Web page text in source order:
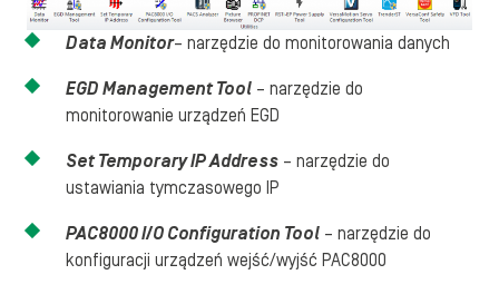
Data Monitor– narzędzie do monitorowania danych
EGD Management Tool – narzędzie do
monitorowanie urządzeń EGD
Set Temporary IP Address – narzędzie do
ustawiania tymczasowego IP
PAC8000 I/O Configuration Tool – narzędzie do
konfiguracji urządzeń wejść/wyjść PAC8000